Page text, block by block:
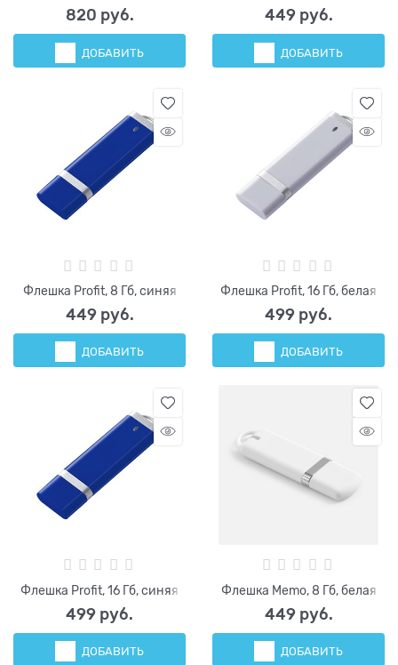
820 руб.
ДОБАВИТЬ
449 руб.
ДОБАВИТЬ
Флешка Profit, 8 Гб, синяя
449 руб.
ДОБАВИТЬ
Флешка Profit, 16 Гб, белая
499 руб.
ДОБАВИТЬ
Флешка Profit, 16 Гб, синяя
499 руб.
ДОБАВИТЬ
Флешка Memo, 8 Гб, белая
449 руб.
ДОБАВИТЬ